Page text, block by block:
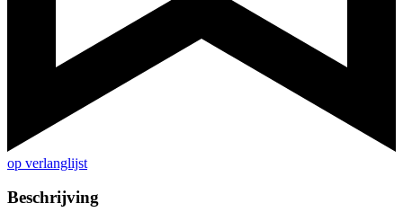
op verlanglijst
Beschrijving